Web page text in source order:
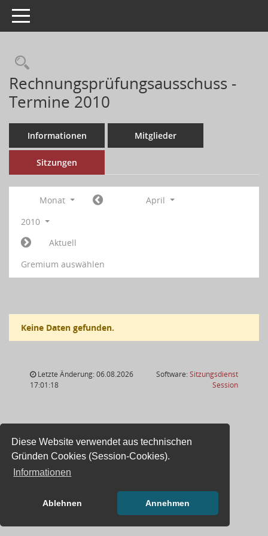
Diese Website verwendet aus technischen
Gründen Cookies (Session-Cookies).
Informationen
Ablehnen Annehmen
Toggle navigation
Rechnungsprüfungsausschuss -
Termine 2010
Informationen Mitglieder
Sitzungen
Monat
April
2010
Aktuell
Gremium auswählen
Keine Daten gefunden.
Letzte Änderung: 06.08.2026
17:01:18
Software:Sitzungsdienst
Session(Wird in